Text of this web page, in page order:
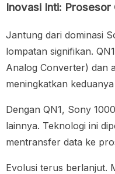
Inovasi Inti: Prosesor
Jantung dari dominasi
lompatan signifikan.
Analog Converter) dan
meningkatkan
Dengan QN1, Sony
lainnya. Teknologi ini
mentransfer data ke
Evolusi terus berlanjut.